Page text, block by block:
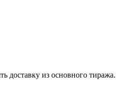
доставку из основного тиража.